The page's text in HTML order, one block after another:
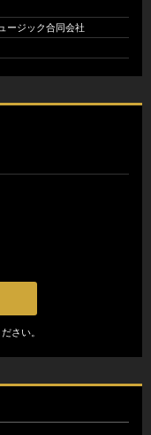
ージック合同会社
さい。